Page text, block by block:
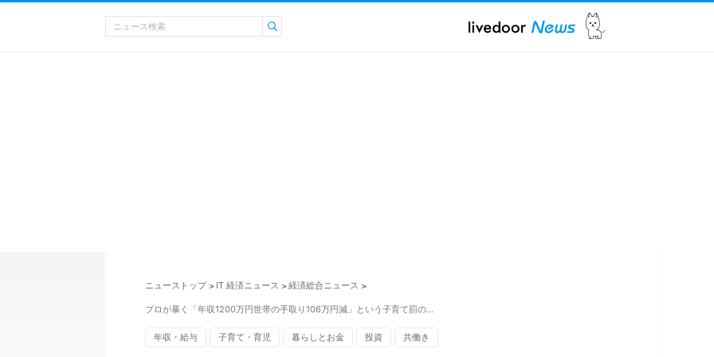
ニューストップ > IT 経済ニュース > 経済総合ニュース >
プロが暴く「年収1200万円世帯の手取り106万円減」という子育て罰の…
年収・給与 子育て・育児 暮らしとお金 投資 共働き